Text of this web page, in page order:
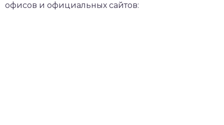
офисов и официальных сайтов: